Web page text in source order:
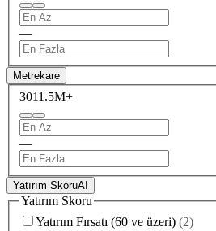
—
Metrekare
3011.5M+
—
Yatırım SkoruAI
Yatırım Skoru
Yatırım Fırsatı (60 ve üzeri) (2)